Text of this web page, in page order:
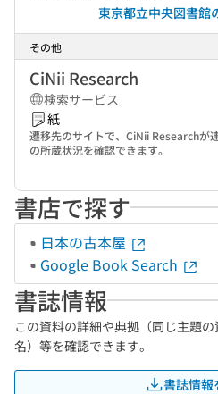
東京都立中央図書館
その他
CiNii Research
検索サービス
紙
遷移先のサイトで、CiNii Researchが
の所蔵状況を確認できます。
書店で探す
日本の古本屋
Google Book Search
書誌情報
この資料の詳細や典拠（同じ主題
名）等を確認できます。
書誌情報